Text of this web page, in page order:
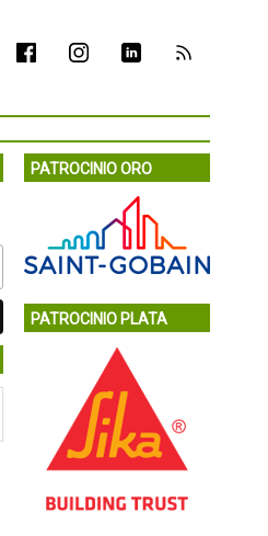
PATROCINIO ORO
PATROCINIO PLATA